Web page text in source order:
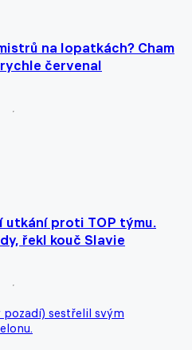
na lopatkách? Cham
červenal
utkání proti TOP týmu.
řekl kouč Slavie